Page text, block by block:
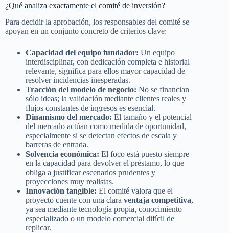
¿Qué analiza exactamente el comité de inversión?
Para decidir la aprobación, los responsables del comité se
apoyan en un conjunto concreto de criterios clave:
Capacidad del equipo fundador: Un equipo
interdisciplinar, con dedicación completa e historial
relevante, significa para ellos mayor capacidad de
resolver incidencias inesperadas.
Tracción del modelo de negocio: No se financian
sólo ideas; la validación mediante clientes reales y
flujos constantes de ingresos es esencial.
Dinamismo del mercado: El tamaño y el potencial
del mercado actúan como medida de oportunidad,
especialmente si se detectan efectos de escala y
barreras de entrada.
Solvencia económica: El foco está puesto siempre
en la capacidad para devolver el préstamo, lo que
obliga a justificar escenarios prudentes y
proyecciones muy realistas.
Innovación tangible: El comité valora que el
proyecto cuente con una clara ventaja competitiva,
ya sea mediante tecnología propia, conocimiento
especializado o un modelo comercial difícil de
replicar.